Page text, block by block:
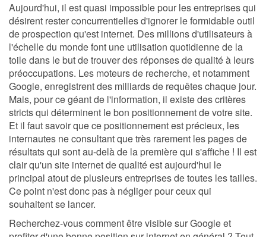
Aujourd'hui, il est quasi impossible pour les entreprises qui
désirent rester concurrentielles d'ignorer le formidable outil
de prospection qu'est internet. Des millions d'utilisateurs à
l'échelle du monde font une utilisation quotidienne de la
toile dans le but de trouver des réponses de qualité à leurs
préoccupations. Les moteurs de recherche, et notamment
Google, enregistrent des milliards de requêtes chaque jour.
Mais, pour ce géant de l'information, il existe des critères
stricts qui déterminent le bon positionnement de votre site.
Et il faut savoir que ce positionnement est précieux, les
internautes ne consultant que très rarement les pages de
résultats qui sont au-delà de la première qui s'affiche ! Il est
clair qu'un site internet de qualité est aujourd'hui le
principal atout de plusieurs entreprises de toutes les tailles.
Ce point n'est donc pas à négliger pour ceux qui
souhaitent se lancer.
Recherchez-vous comment être visible sur Google et